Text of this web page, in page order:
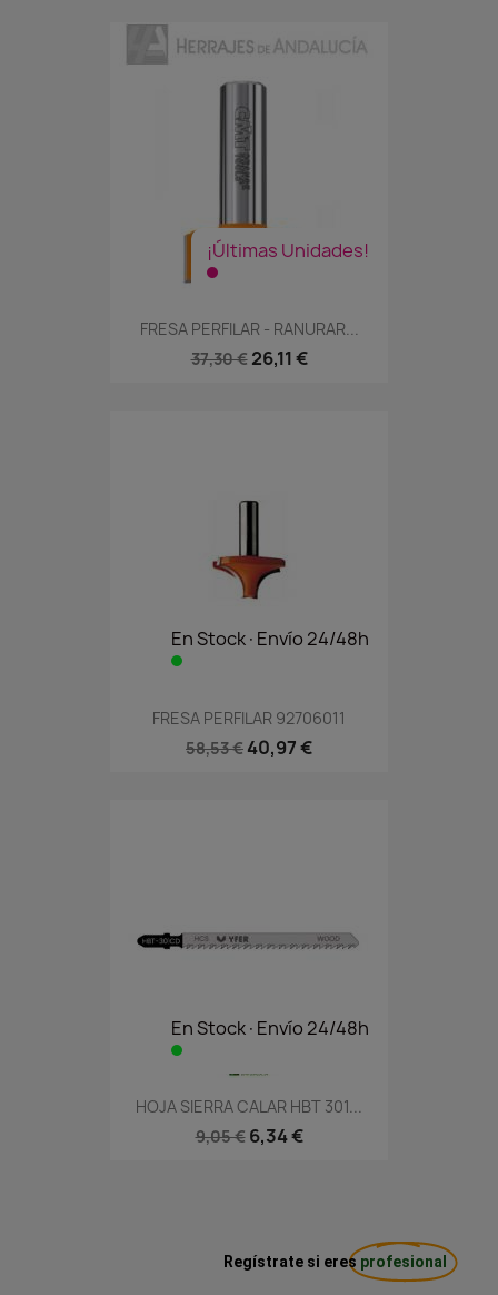
¡Últimas Unidades!
FRESA PERFILAR - RANURAR...
37,30 € 26,11 €
En Stock·Envío 24/48h
FRESA PERFILAR 92706011
58,53 € 40,97 €
En Stock·Envío 24/48h
HOJA SIERRA CALAR HBT 301...
9,05 € 6,34 €
Regístrate si eres profesional